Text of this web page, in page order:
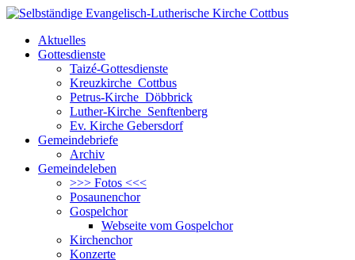
Aktuelles
Gottesdienste
Taizé-Gottesdienste
Kreuzkirche Cottbus
Petrus-Kirche Döbbrick
Luther-Kirche Senftenberg
Ev. Kirche Gebersdorf
Gemeindebriefe
Archiv
Gemeindeleben
>>> Fotos <<<
Posaunenchor
Gospelchor
Webseite vom Gospelchor
Kirchenchor
Konzerte